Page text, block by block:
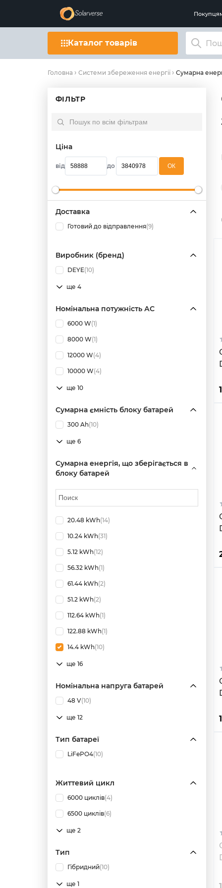
Каталог товарів
Головна Системи збереження енергії Сумарна
ФІЛЬТР
Ціна
від до OК
Доставка
Готовий до відправлення(9)
Виробник (бренд)
DEYE(10)
ще 4
Номінальна потужність АС
6000 W(1)
8000 W(1)
12000 W(4)
10000 W(4)
ще 10
Сумарна ємність блоку батарей
300 Ah(10)
ще 6
Сумарна енергія, що зберігається в
блоку батарей
20.48 kWh(14)
10.24 kWh(31)
5.12 kWh(12)
56.32 kWh(1)
61.44 kWh(2)
51.2 kWh(2)
112.64 kWh(1)
122.88 kWh(1)
14.4 kWh(10)
ще 16
Номінальна напруга батарей
48 V(10)
ще 12
Тип батареї
LiFePO4(10)
Життевий цикл
6000 циклів(4)
6500 циклів(6)
ще 2
Тип
Гібридний(10)
ще 1